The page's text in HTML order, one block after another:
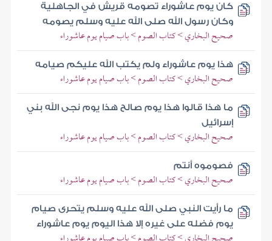
كان يوم عاشوراء تصومه قريش في الجاهلية
وكان رسول الله صلى الله عليه وسلم يصومه
صحيح البخاري > كتاب الصوم > باب صيام يوم عاشوراء
هذا يوم عاشوراء ولم يكتب الله عليكم صيامه
صحيح البخاري > كتاب الصوم > باب صيام يوم عاشوراء
ما هذا قالوا هذا يوم صالح هذا يوم نجى الله بني
إسرائيل
صحيح البخاري > كتاب الصوم > باب صيام يوم عاشوراء
فصوموه أنتم
صحيح البخاري > كتاب الصوم > باب صيام يوم عاشوراء
ما رأيت النبي صلى الله عليه وسلم يتحرى صيام
يوم فضله على غيره إلا هذا اليوم يوم عاشوراء